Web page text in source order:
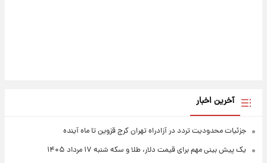
آخرین اخبار
جزئیات محدودیت تردد در آزادراه تهران کرج قزوین تا ماه آینده
یک پیش ‌بینی مهم برای قیمت دلار، طلا و سکه شنبه ۱۷ مرداد ۱۴۰۵